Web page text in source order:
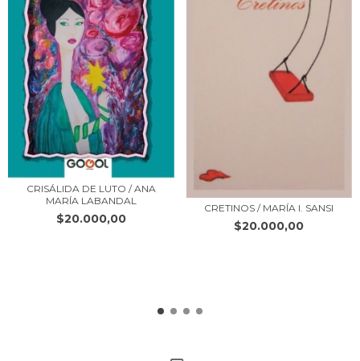
CRISÁLIDA DE LUTO / ANA
MARÍA LABANDAL
$20.000,00
CRETINOS / MARÍA I. SANSI
$20.000,00